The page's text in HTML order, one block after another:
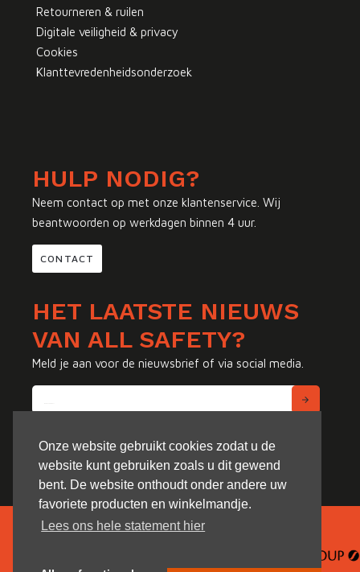
Onze website gebruikt cookies zodat u de
website kunt gebruiken zoals u dit gewend
bent. De website onthoudt onder andere uw
favoriete producten en winkelmandje.
Lees ons hele statement hier
Retourneren & ruilen
Digitale veiligheid & privacy
Cookies
Klanttevredenheidsonderzoek
HULP NODIG?
Neem contact op met onze klantenservice. Wij
beantwoorden op werkdagen binnen 4 uur.
CONTACT
HET LAATSTE NIEUWS
VAN ALL SAFETY?
Meld je aan voor de nieuwsbrief of via social media.